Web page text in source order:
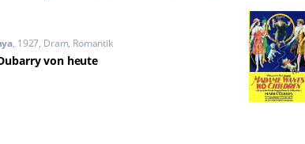
1927 Dram, Romantik
von heute